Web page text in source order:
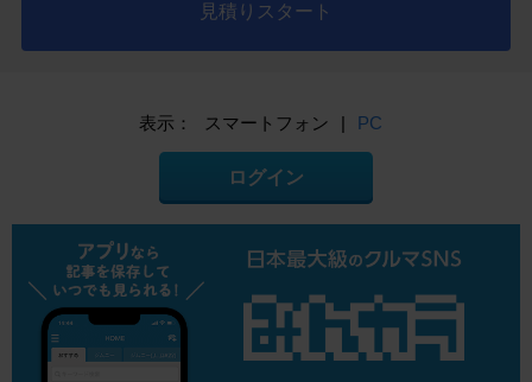
見積りスタート
表示： スマートフォン | PC
ログイン